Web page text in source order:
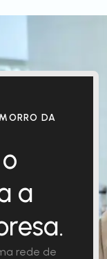
DA
a
rede de